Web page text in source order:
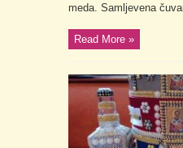
meda. Samljevena
Read More »